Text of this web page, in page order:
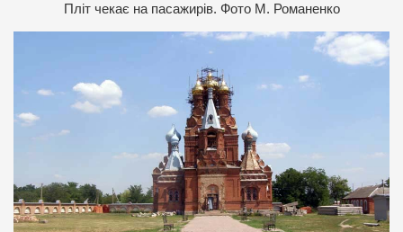
Пліт чекає на пасажирів. Фото М. Романенко